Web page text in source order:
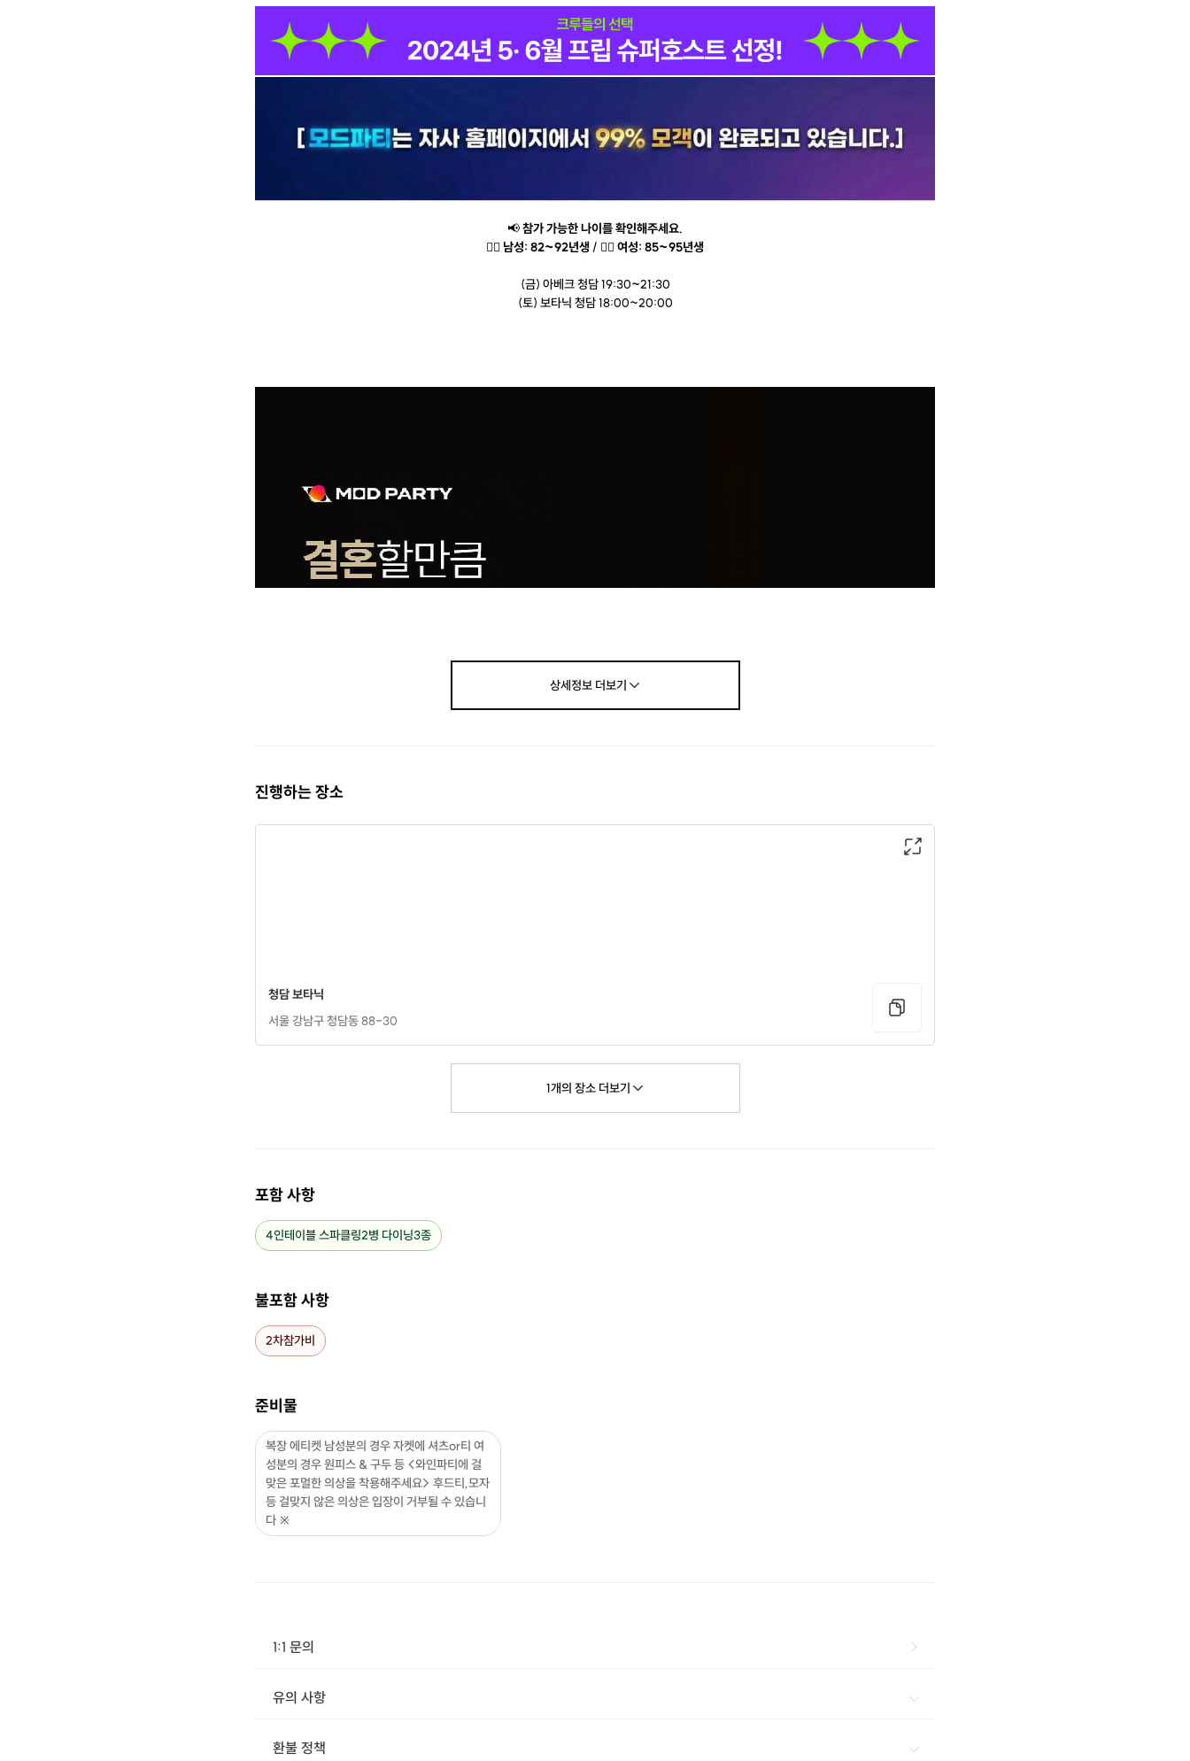
📢참가 가능한 나이를 확인해주세요.
🏃‍♂️ 남성: 82~92년생 / 🏃‍♀️ 여성: 85~95년생
(금) 아베크 청담 19:30~21:30
(토) 보타닉 청담 18:00~20:00
상세정보더보기
진행하는 장소
청담 보타닉
서울 강남구 청담동 88-30
1개의 장소더보기
포함 사항
4인테이블 스파클링2병 다이닝3종
불포함 사항
2차참가비
준비물
복장 에티켓 남성분의 경우 자켓에 셔츠or티 여
성분의 경우 원피스 & 구두 등 <와인파티에 걸
맞은 포멀한 의상을 착용해주세요> 후드티,모자
등 걸맞지 않은 의상은 입장이 거부될 수 있습니
다 ※
1:1 문의
유의 사항
환불 정책